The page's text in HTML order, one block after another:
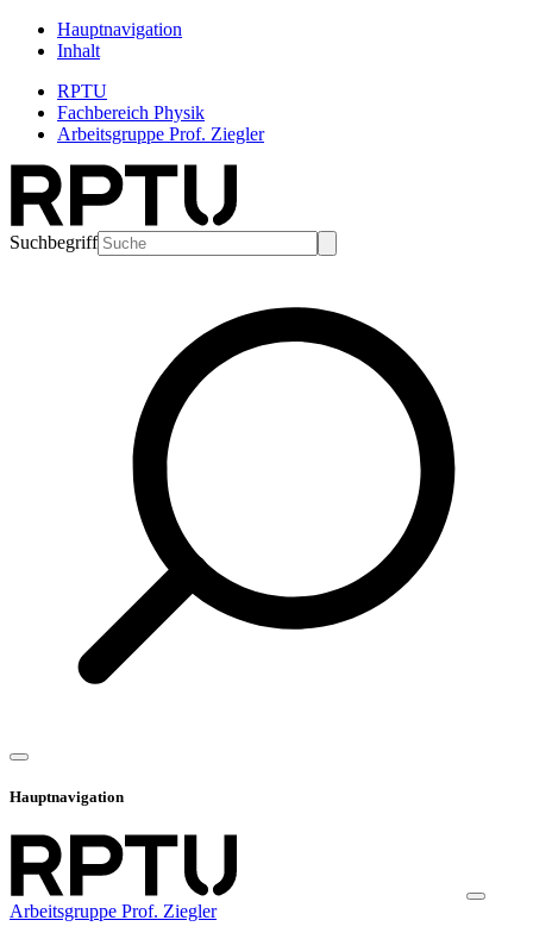
Hauptnavigation
Inhalt
RPTU
Fachbereich Physik
Arbeitsgruppe Prof. Ziegler
Suchbegriff
Hauptnavigation
Arbeitsgruppe Prof. Ziegler